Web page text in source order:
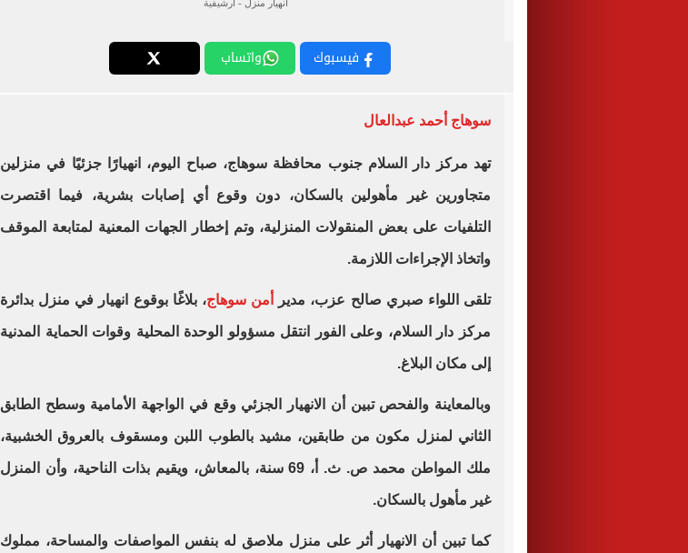
انهيار منزل - ارشيفية
فيسبوك واتساب
سوهاج أحمد عبدالعال
تهد مركز دار السلام جنوب محافظة سوهاج، صباح اليوم، انهيارًا جزئيًا في منزلين
متجاورين غير مأهولين بالسكان، دون وقوع أي إصابات بشرية، فيما اقتصرت
التلفيات على بعض المنقولات المنزلية، وتم إخطار الجهات المعنية لمتابعة الموقف
واتخاذ الإجراءات اللازمة.
تلقى اللواء صبري صالح عزب، مدير أمن سوهاج، بلاغًا بوقوع انهيار في منزل بدائرة
مركز دار السلام، وعلى الفور انتقل مسؤولو الوحدة المحلية وقوات الحماية المدنية
إلى مكان البلاغ.
وبالمعاينة والفحص تبين أن الانهيار الجزئي وقع في الواجهة الأمامية وسطح الطابق
الثاني لمنزل مكون من طابقين، مشيد بالطوب اللبن ومسقوف بالعروق الخشبية،
ملك المواطن محمد ص. ث. أ، 69 سنة، بالمعاش، ويقيم بذات الناحية، وأن المنزل
غير مأهول بالسكان.
كما تبين أن الانهيار أثر على منزل ملاصق له بنفس المواصفات والمساحة، مملوك